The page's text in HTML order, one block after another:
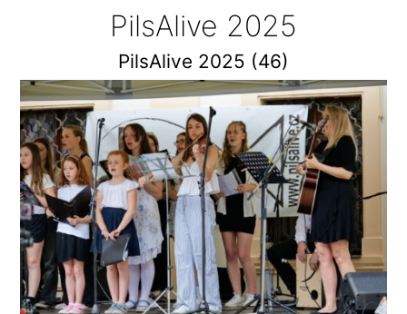
PilsAlive 2025
PilsAlive 2025 (46)